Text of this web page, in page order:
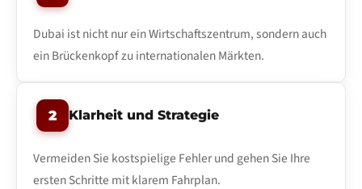
Dubai ist nicht nur ein Wirtschaftszentrum, sondern auch
ein Brückenkopf zu internationalen Märkten.
2 Klarheit und Strategie
Vermeiden Sie kostspielige Fehler und gehen Sie Ihre
ersten Schritte mit klarem Fahrplan.